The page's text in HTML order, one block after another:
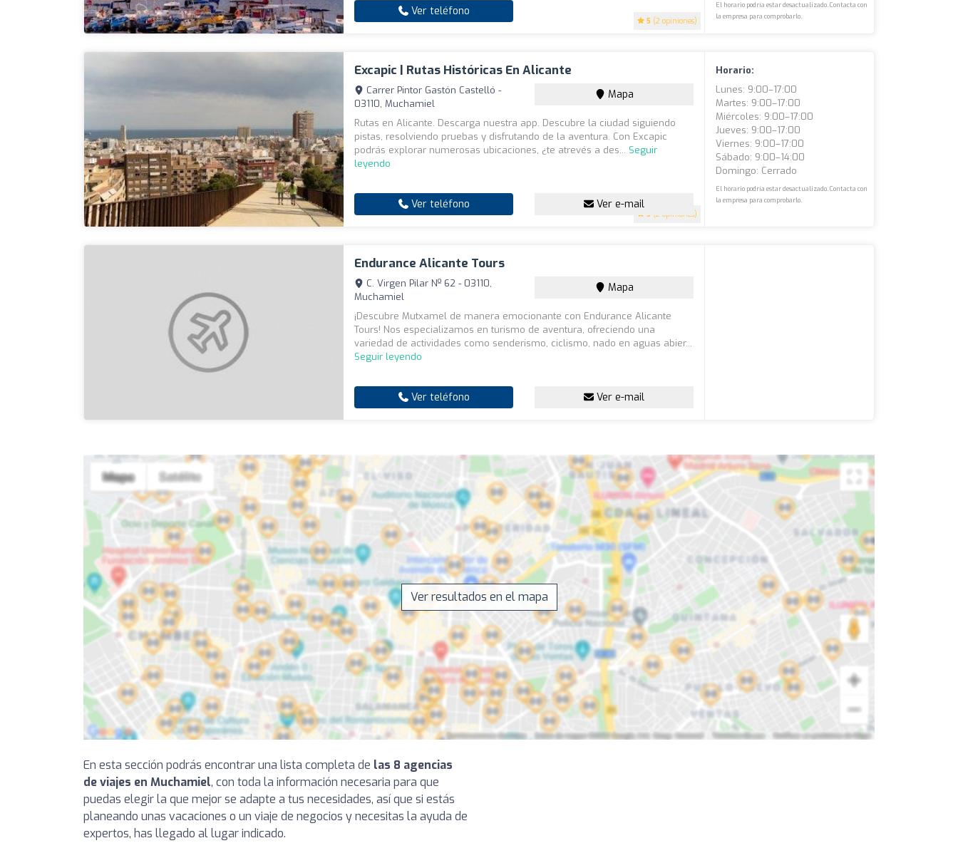
5 (2 opiniones)
Ver teléfono
El horario podría estar desactualizado. Contacta con
la empresa para comprobarlo.
Excapic | Rutas Históricas En Alicante
5 (2 opiniones)
Carrer Pintor Gastón Castelló -
03110, Muchamiel
Mapa
Rutas en Alicante. Descarga nuestra app. Descubre la ciudad siguiendo
pistas, resolviendo pruebas y disfrutando de la aventura. Con Excapic
podrás explorar numerosas ubicaciones, ¿te atrevés a des... Seguir
leyendo
Ver teléfono Ver e-mail
Horario:
Lunes: 9:00–17:00
Martes: 9:00–17:00
Miércoles: 9:00–17:00
Jueves: 9:00–17:00
Viernes: 9:00–17:00
Sábado: 9:00–14:00
Domingo: Cerrado
El horario podría estar desactualizado. Contacta con
la empresa para comprobarlo.
Endurance Alicante Tours
C. Virgen Pilar Nº 62 - 03110,
Muchamiel
Mapa
¡Descubre Mutxamel de manera emocionante con Endurance Alicante
Tours! Nos especializamos en turismo de aventura, ofreciendo una
variedad de actividades como senderismo, ciclismo, nado en aguas abier...
Seguir leyendo
Ver teléfono Ver e-mail
Ver resultados en el mapa
En esta sección podrás encontrar una lista completa de las 8 agencias
de viajes en Muchamiel, con toda la información necesaria para que
puedas elegir la que mejor se adapte a tus necesidades, así que si estás
planeando unas vacaciones o un viaje de negocios y necesitas la ayuda de
expertos, has llegado al lugar indicado.